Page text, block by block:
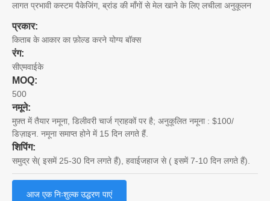
लागत प्रभावी कस्टम पैकेजिंग, ब्रांड की माँगों से मेल खाने के लिए लचीला अनुकूलन
प्रकार:
किताब के आकार का फ़ोल्ड करने योग्य बॉक्स
रंग:
सीएमवाईके
MOQ:
500
नमूने:
मुफ़्त में तैयार नमूना, डिलीवरी चार्ज ग्राहकों पर है; अनुकूलित नमूना : $100/
डिज़ाइन. नमूना समाप्त होने में 15 दिन लगते हैं.
शिपिंग:
समुद्र से( इसमें 25-30 दिन लगते हैं), हवाईजहाज से ( इसमें 7-10 दिन लगते हैं).
आज एक निःशुल्क उद्धरण पाएं